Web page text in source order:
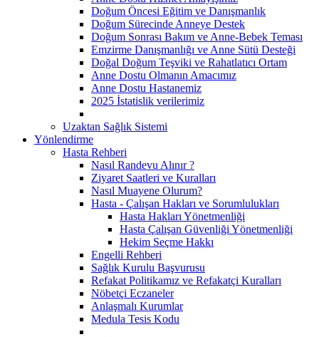
Doğum Öncesi Eğitim ve Danışmanlık
Doğum Sürecinde Anneye Destek
Doğum Sonrası Bakım ve Anne-Bebek Teması
Emzirme Danışmanlığı ve Anne Sütü Desteği
Doğal Doğum Teşviki ve Rahatlatıcı Ortam
Anne Dostu Olmanın Amacımız
Anne Dostu Hastanemiz
2025 İstatislik verilerimiz
Uzaktan Sağlık Sistemi
Yönlendirme
Hasta Rehberi
Nasıl Randevu Alınır ?
Ziyaret Saatleri ve Kuralları
Nasıl Muayene Olurum?
Hasta - Çalışan Hakları ve Sorumlulukları
Hasta Hakları Yönetmenliği
Hasta Çalışan Güvenliği Yönetmenliği
Hekim Seçme Hakkı
Engelli Rehberi
Sağlık Kurulu Başvurusu
Refakat Politikamız ve Refakatçi Kuralları
Nöbetçi Eczaneler
Anlaşmalı Kurumlar
Medula Tesis Kodu